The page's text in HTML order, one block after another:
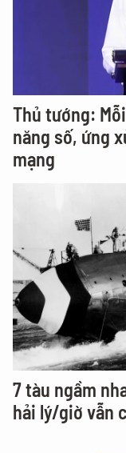
Thủ tướng:
năng số, ứng
mạng
7 tàu ngầm
hải lý/giờ vẫn